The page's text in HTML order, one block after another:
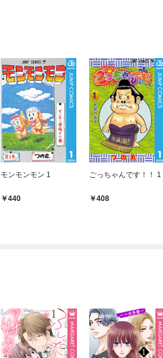
モンモンモン 1
440
ごっちゃんです！！ 1
408